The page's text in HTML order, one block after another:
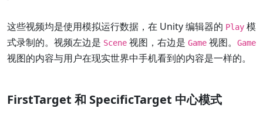
这些视频均是使用模拟运行数据，在 Unity 编辑器的 Play 模
式录制的。视频左边是 Scene 视图，右边是 Game 视图。 Game
视图的内容与用户在现实世界中手机看到的内容是一样的。
FirstTarget 和 SpecificTarget 中心模式